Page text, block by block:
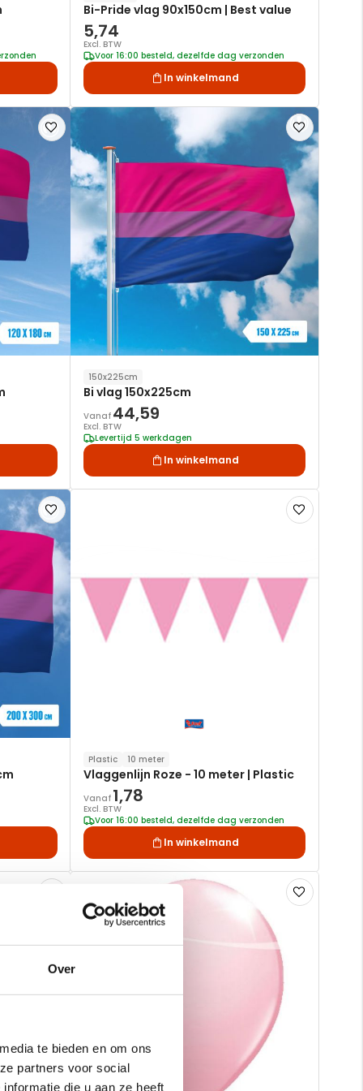
Over
te bieden en om ons
partners voor social
die u aan ze heeft
Bi-Pride vlag 90x150cm | Best value
5,74
Excl. BTW
Voor 16:00 besteld, dezelfde dag verzonden
In winkelmand
Voeg
toe
verlanglijst
Voeg
toe
aan
verlanglijst
150x225cm
Bi vlag 150x225cm
Vanaf 44,59
Excl. BTW
Levertijd 5 werkdagen
In winkelmand
Voeg
toe
aan
verlanglijst
Voeg
toe
Plastic 10 meter
Vlaggenlijn Roze - 10 meter | Plastic
Vanaf 1,78
Excl. BTW
Voor 16:00 besteld, dezelfde dag verzonden
In winkelmand
Voeg
Voeg
toe